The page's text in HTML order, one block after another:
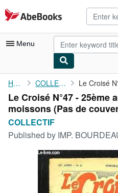
Skip to main content
AbeBooks.com
Menu
My Account
My Purchases
Advanced Search
Browse Collections
Rare Books
Art & Collectibles
Home COLLECTIF
Le Croisé N°47 - 25ème
moissons (Pas de
COLLECTIF
Published by IMP.